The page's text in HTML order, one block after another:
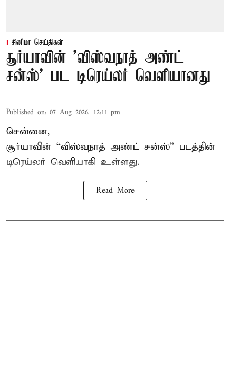
சினிமா செய்திகள்
சூர்யாவின் 'விஸ்வநாத் அண்ட்
சன்ஸ்' பட டிரெய்லர் வெளியானது
Published on: 07 Aug 2026, 12:11 pm
சென்னை,
சூர்யாவின் “விஸ்வநாத் அண்ட் சன்ஸ்” படத்தின்
டிரெய்லர் வெளியாகி உள்ளது.
Read More